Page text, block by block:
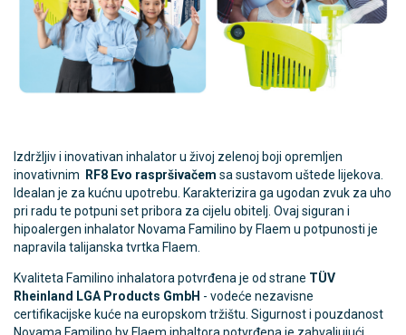
Izdržljiv i inovativan inhalator u živoj zelenoj boji opremljen
inovativnim
RF8 Evo raspršivačem sa sustavom uštede lijekova.
Idealan je za kućnu upotrebu. Karakterizira ga ugodan zvuk za uho
pri radu te potpuni set pribora za cijelu obitelj. Ovaj siguran i
hipoalergen inhalator Novama Familino by Flaem u potpunosti je
napravila talijanska tvrtka Flaem.
Kvaliteta Familino inhalatora potvrđena je od strane TÜV
Rheinland LGA Products GmbH - vodeće nezavisne
certifikacijske kuće na europskom tržištu. Sigurnost i pouzdanost